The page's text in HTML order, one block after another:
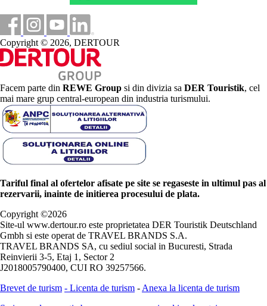
Copyright © 2026, DERTOUR
Facem parte din REWE Group si din divizia sa DER Touristik, cel
mai mare grup central-european din industria turismului.
Tariful final al ofertelor afisate pe site se regaseste in ultimul pas al
rezervarii, inainte de initierea procesului de plata.
Copyright ©2026
Site-ul www.dertour.ro este proprietatea DER Touristik Deutschland
Gmbh si este operat de TRAVEL BRANDS S.A.
TRAVEL BRANDS SA, cu sediul social in Bucuresti, Strada
Reinvierii 3-5, Etaj 1, Sector 2
J2018005790400, CUI RO 39257566.
Brevet de turism - Licenta de turism - Anexa la licenta de turism